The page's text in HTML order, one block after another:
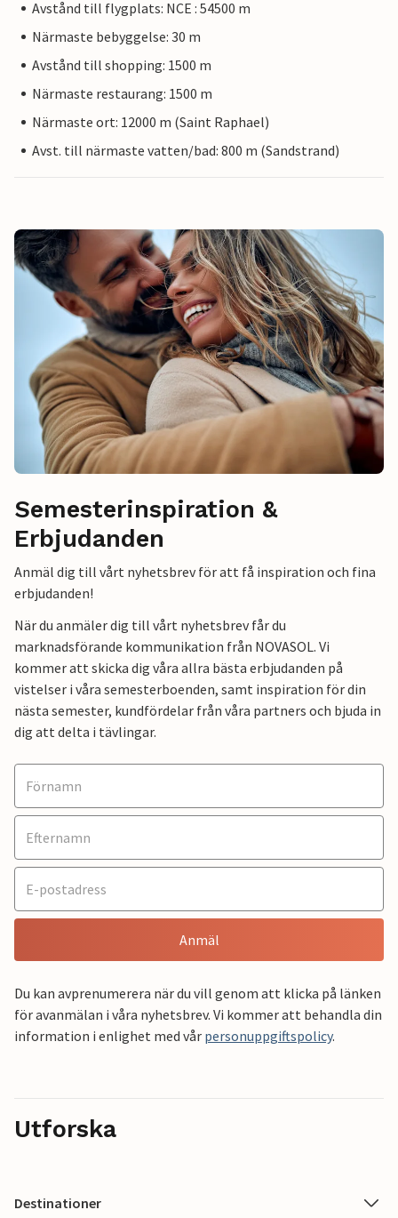
Avstånd till flygplats: NCE : 54500 m
Närmaste bebyggelse: 30 m
Avstånd till shopping: 1500 m
Närmaste restaurang: 1500 m
Närmaste ort: 12000 m (Saint Raphael)
Avst. till närmaste vatten/bad: 800 m (Sandstrand)
Semesterinspiration &
Erbjudanden
Anmäl dig till vårt nyhetsbrev för att få inspiration och fina
erbjudanden!
När du anmäler dig till vårt nyhetsbrev får du
marknadsförande kommunikation från NOVASOL. Vi
kommer att skicka dig våra allra bästa erbjudanden på
vistelser i våra semesterboenden, samt inspiration för din
nästa semester, kundfördelar från våra partners och bjuda in
dig att delta i tävlingar.
Anmäl
Du kan avprenumerera när du vill genom att klicka på länken
för avanmälan i våra nyhetsbrev. Vi kommer att behandla din
information i enlighet med vår personuppgiftspolicy.
Utforska
Destinationer